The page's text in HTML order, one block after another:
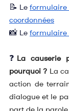
📝 Le formulaire
coordonnées
📸 Le formulaire
❓ La causerie
pourquoi ? La
action de
dialogue et le